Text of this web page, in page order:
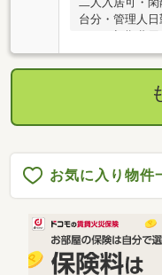
台分・管理人日
お気に入り物件